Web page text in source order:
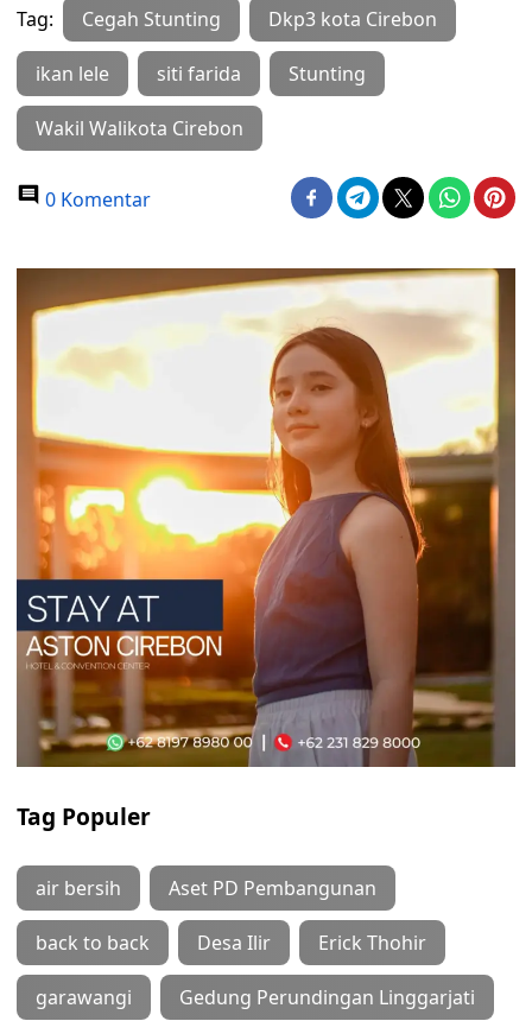
Tag: Cegah Stunting Dkp3 kota Cirebon
ikan lele siti farida Stunting
Wakil Walikota Cirebon
0 Komentar
Tag Populer
air bersih Aset PD Pembangunan
back to back Desa Ilir Erick Thohir
garawangi Gedung Perundingan Linggarjati